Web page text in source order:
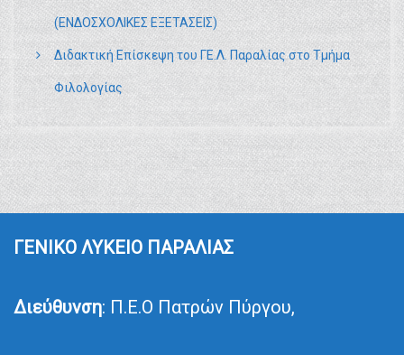
(ΕΝΔΟΣΧΟΛΙΚΕΣ ΕΞΕΤΑΣΕΙΣ)
Διδακτική Επίσκεψη του ΓΕ.Λ. Παραλίας στο Τμήμα
Φιλολογίας
ΓΕΝΙΚΟ ΛΥΚΕΙΟ ΠΑΡΑΛΙΑΣ
Διεύθυνση: Π.Ε.Ο Πατρών Πύργου,